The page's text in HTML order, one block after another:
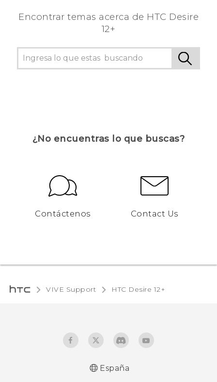
Encontrar temas acerca de HTC Desire
12+
¿No encuentras lo que buscas?
Contáctenos Contact Us
VIVE Support HTC Desire 12+‎
España